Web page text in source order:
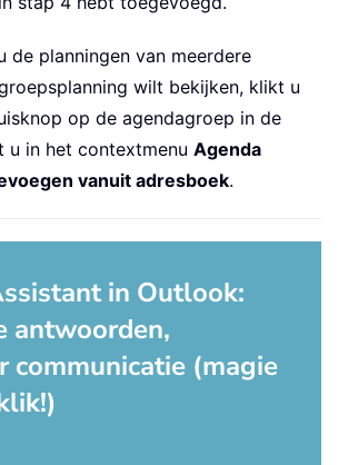
de planningen van meerdere
wilt bekijken, klikt u
op de agendagroep in de
u in het contextmenu Agenda
vanuit adresboek.
in Outlook:
antwoorden,
communicatie (magie